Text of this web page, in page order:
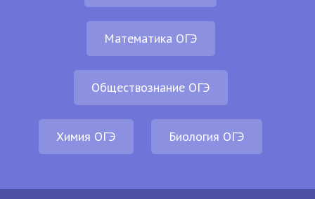
Математика ОГЭ
Обществознание ОГЭ
Химия ОГЭ Биология ОГЭ